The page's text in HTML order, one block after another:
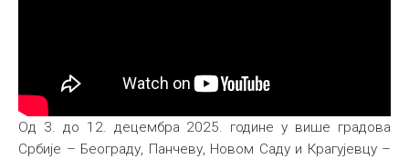
Од 3. до 12. децембра 2025. године у више градова
Србије – Београду, Панчеву, Новом Саду и Крагујевцу –